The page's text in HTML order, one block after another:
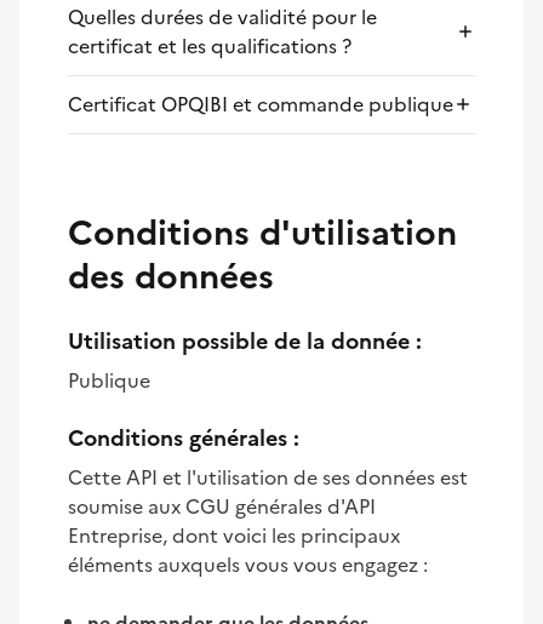
Quelles durées de validité pour le
certificat et les qualifications ?
Certificat OPQIBI et commande publique
Conditions d'utilisation
des données
Utilisation possible de la donnée :
Publique
Conditions générales :
Cette API et l'utilisation de ses données est
soumise aux CGU générales d'API
Entreprise, dont voici les principaux
éléments auxquels vous vous engagez :